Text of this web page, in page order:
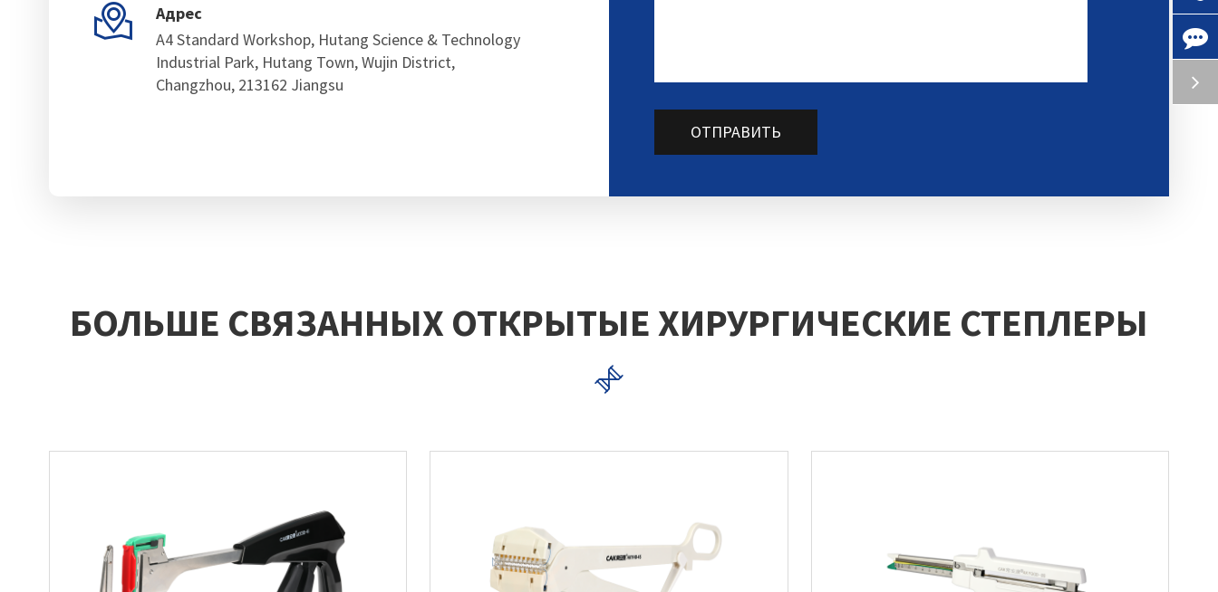

Адрес
A4 Standard Workshop, Hutang Science & Technology
Industrial Park, Hutang Town, Wujin District,
Changzhou, 213162 Jiangsu
ОТПРАВИТЬ
БОЛЬШЕ СВЯЗАННЫХ ОТКРЫТЫЕ ХИРУРГИЧЕСКИЕ СТЕПЛЕРЫ
